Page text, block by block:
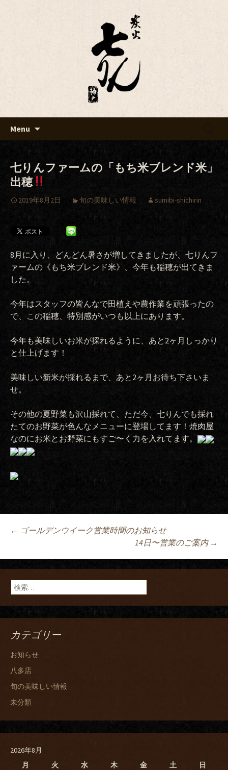
七りんブログ
Menu
七りんファームの「もち米ブレンド米」
出穂
2019年8月2日 旬の美味しい情報 sumibi-shichirin
8月に入り、どんどん暑さが増してきましたが、七りんフ
ァームの《もち米ブレンド米》、今年も稲穂が出てきま
した。
今年はスタッフの皆んなで田植えや農作業を頑張ったの
で、この稲穂、特別感がいつも以上にあります。
今年も美味しいお米が採れるように、あと2ヶ月しっかり
と仕上げます！
美味しい新米が採れるまで、あと2ヶ月お待ち下さいま
せ。
その他の夏野菜も沢山採れて、ただ今、七りんでも採れ
たてのお野菜が色んなメニューに登場してます！焼肉屋
なのにお米とお野菜にもすご〜く力を入れてます。
Post
navigation
← ゴールデンウイーク営業時間のお知らせ
14日〜営業のご案内 →
検
索:
カテゴリー
お知らせ
八多店
旬の美味しい情報
未分類
2026年8月
月
火 水 木 金 土
日